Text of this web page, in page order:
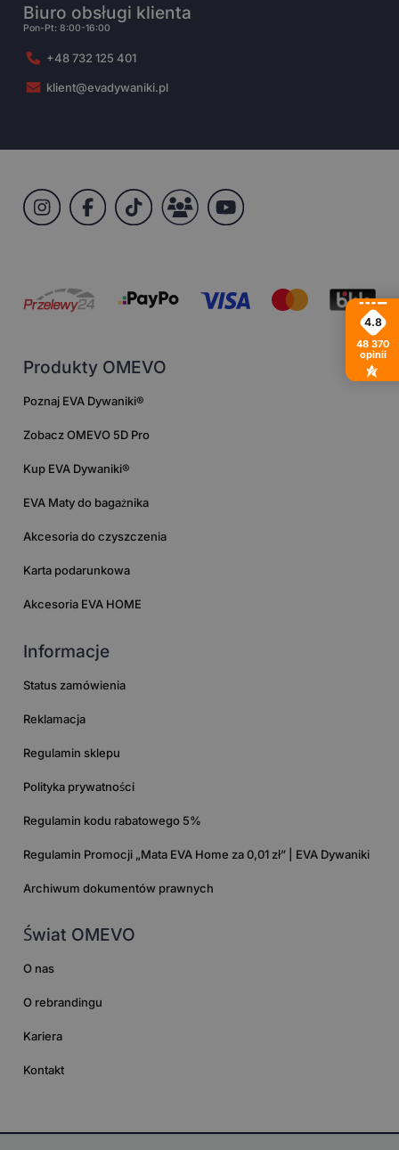
Biuro obsługi klienta
Pon-Pt: 8:00-16:00
+48 732 125 401
klient@evadywaniki.pl
Produkty OMEVO
Poznaj EVA Dywaniki®
Zobacz OMEVO 5D Pro
Kup EVA Dywaniki®
EVA Maty do bagażnika
Akcesoria do czyszczenia
Karta podarunkowa
Akcesoria EVA HOME
Informacje
Status zamówienia
Reklamacja
Regulamin sklepu
Polityka prywatności
Regulamin kodu rabatowego 5%
Regulamin Promocji „Mata EVA Home za 0,01 zł” | EVA Dywaniki
Archiwum dokumentów prawnych
Świat OMEVO
O nas
O rebrandingu
Kariera
Kontakt
4.8
48 370
opinii